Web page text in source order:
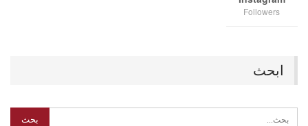
Followers
ابحث